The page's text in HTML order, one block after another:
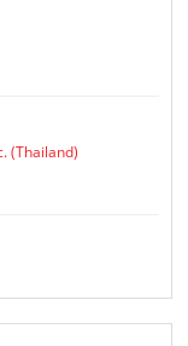
(Thailand)